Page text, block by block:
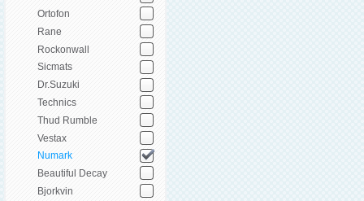
Ortofon
Rane
Rockonwall
Sicmats
Dr.Suzuki
Technics
Thud Rumble
Vestax
Numark
Beautiful Decay
Bjorkvin